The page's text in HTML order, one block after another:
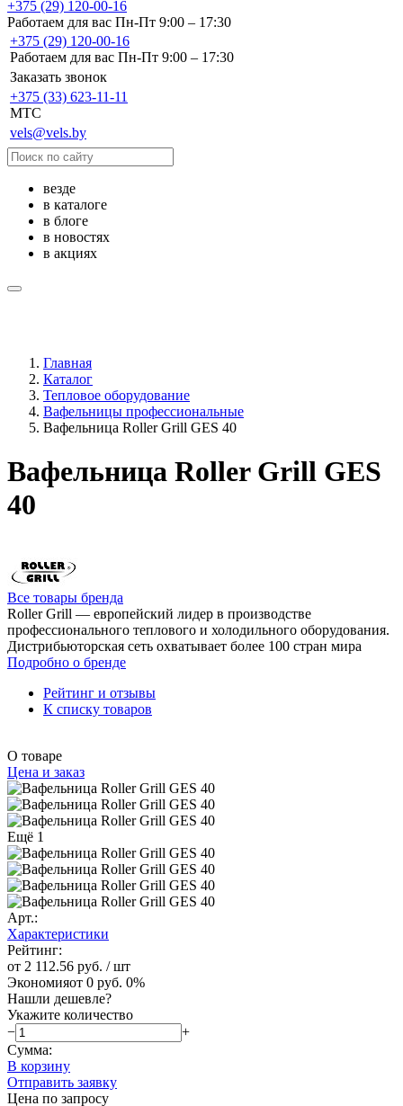
+375 (29) 120-00-16
Работаем для вас Пн-Пт 9:00 – 17:30
+375 (29) 120-00-16
Работаем для вас Пн-Пт 9:00 – 17:30
Заказать звонок
+375 (33) 623-11-11
MTC
vels@vels.by
везде
в каталоге
в блоге
в новостях
в акциях
Главная
Каталог
Тепловое оборудование
Вафельницы профессиональные
Вафельница Roller Grill GES 40
Вафельница Roller Grill GES
40
Все товары бренда
Roller Grill — европейский лидер в производстве
профессионального теплового и холодильного оборудования.
Дистрибьюторская сеть охватывает более 100 стран мира
Подробно о бренде
Рейтинг и отзывы
К списку товаров
О товаре
Цена и заказ
Ещё 1
Арт.:
Характеристики
Рейтинг:
от 2 112.56 руб. / шт
Экономияот 0 руб. 0%
Нашли дешевле?
Укажите количество
−
+
Сумма:
В корзину
Отправить заявку
Цена по запросу